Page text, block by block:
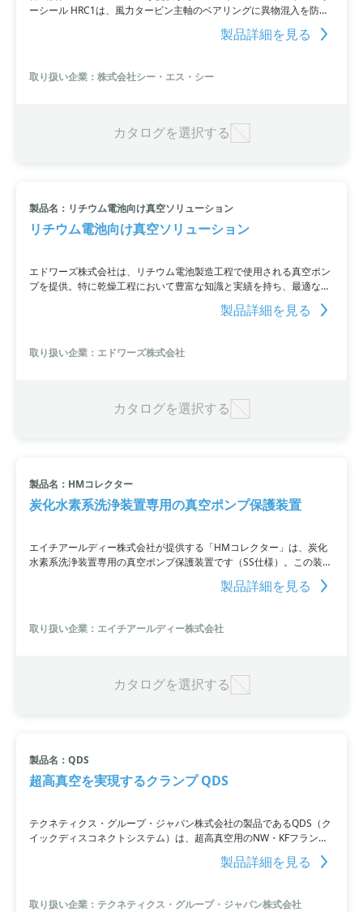
ーシール HRC1は、風力タービン主軸のベアリングに異物混入を防止
する製品です。この耐摩耗性に優れた特殊ポリウレタン素材製のシー
ルは、軸受破損やダウンタイム、コスト上昇を未然に防ぐことができ
ンプも装備。風力タービンの信頼性向上と保守コストの削減を実現し
ています。お問い合わせはリンク先からお願いします。
製品詳細を見る
取り扱い企業：株式会社シー・エス・シー
カタログを選択する
製品名：リチウム電池向け真空ソリューション
リチウム電池向け真空ソリューション
エドワーズ株式会社は、リチウム電池製造工程で使用される真空ポン
プを提供。特に乾燥工程において豊富な知識と実績を持ち、最適な真
空ソリューションを提案しています。詳細はPDF資料を参照いただく
製品詳細を見る
取り扱い企業：エドワーズ株式会社
カタログを選択する
製品名：HMコレクター
炭化水素系洗浄装置専用の真空ポンプ保護装置
エイチアールディー株式会社が提供する「HMコレクター」は、炭化
水素系洗浄装置専用の真空ポンプ保護装置です（SS仕様）。この装置
は、環境対策活動を推進しISO14001取得に貢献するため、高性能・
コンパクトな捕捉フィルターシステムを備えています。捕捉された洗
が不要です。価格についてはオープン価格となっており、詳細につい
てはお問い合わせください。
製品詳細を見る
取り扱い企業：エイチアールディー株式会社
カタログを選択する
製品名：QDS
超高真空を実現するクランプ QDS
テクネティクス・グループ・ジャパン株式会社の製品であるQDS（ク
イックディスコネクトシステム）は、超高真空用のNW・KFフランジ
に対応した専用クランプです。組み込み時間を短縮しながら、高い真
空を実現。作業者の被曝低減や限られたメンテナンススペースでの使
はお問い合わせください。
製品詳細を見る
取り扱い企業：テクネティクス・グループ・ジャパン株式会社